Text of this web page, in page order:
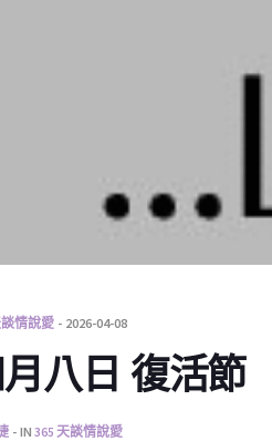
談情說愛 2026-04-08
月八日 復活節
IN 365 天談情說愛